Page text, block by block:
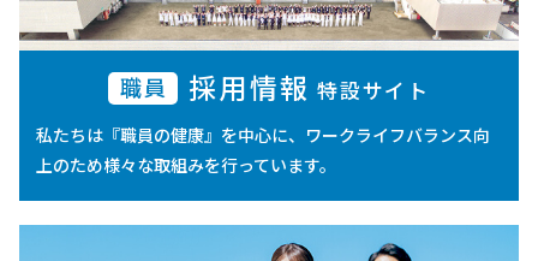
職員 採用情報 特設サイト
私たちは『職員の健康』を中心に、ワークライフバランス向
上のため様々な取組みを行っています。